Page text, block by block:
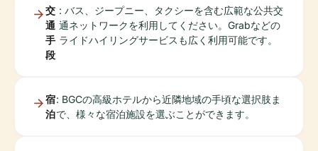
交
通
手
段
: バス、ジープニー、タクシーを含む広範な公共交
通ネットワークを利用してください。Grabなどの
ライドハイリングサービスも広く利用可能です。
宿
泊
: BGCの高級ホテルから近隣地域の手頃な選択肢ま
で、様々な宿泊施設を選ぶことができます。